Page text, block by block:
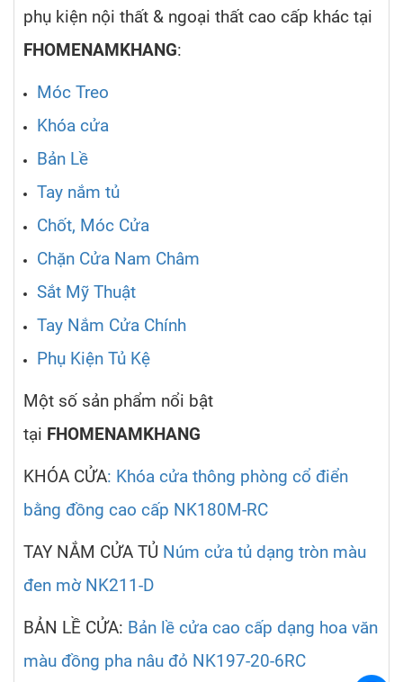
phụ kiện nội thất & ngoại thất cao cấp khác tại
FHOMENAMKHANG:
Móc Treo
Khóa cửa
Bản Lề
Tay nắm tủ
Chốt, Móc Cửa
Chặn Cửa Nam Châm
Sắt Mỹ Thuật
Tay Nắm Cửa Chính
Phụ Kiện Tủ Kệ
Một số sản phẩm nổi bật
tại FHOMENAMKHANG
KHÓA CỬA: Khóa cửa thông phòng cổ điển
bằng đồng cao cấp NK180M-RC
TAY NẮM CỬA TỦ Núm cửa tủ dạng tròn màu
đen mờ NK211-D
BẢN LỀ CỬA: Bản lề cửa cao cấp dạng hoa văn
màu đồng pha nâu đỏ NK197-20-6RC